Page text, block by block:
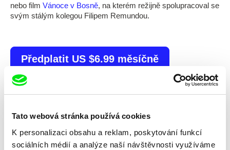
Tato webová stránka používá cookies
K personalizaci obsahu a reklam, poskytování funkcí
sociálních médií a analýze naší návštěvnosti využíváme
nebo film Vánoce v Bosně, na kterém režijně spolupracoval se
svým stálým kolegou Filipem Remundou.
Předplatit US $6.99 měsíčně
Vybrané filmy